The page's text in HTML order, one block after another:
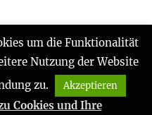
Stolz
um die Funktionalität
Nutzung der Website
zu.
Akzeptieren
Cookies und Ihre